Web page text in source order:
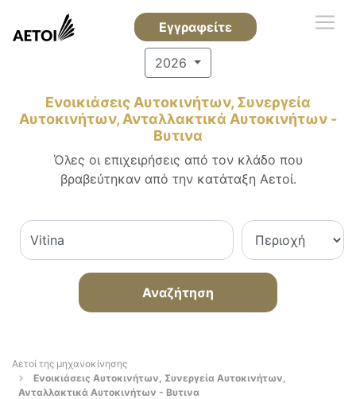
Εγγραφείτε
2026
Ενοικιάσεις Αυτοκινήτων, Συνεργεία
Αυτοκινήτων, Ανταλλακτικά Αυτοκινήτων -
Βυτινα
Όλες οι επιχειρήσεις από τον κλάδο που
βραβεύτηκαν από την κατάταξη Αετοί.
Αναζήτηση
Αετοί της μηχανοκίνησης
Ενοικιάσεις Αυτοκινήτων, Συνεργεία Αυτοκινήτων,
Ανταλλακτικά Αυτοκινήτων - Βυτινα